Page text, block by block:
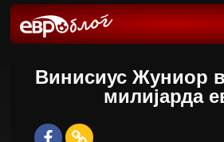
Винисиус Жуниор
милијарда